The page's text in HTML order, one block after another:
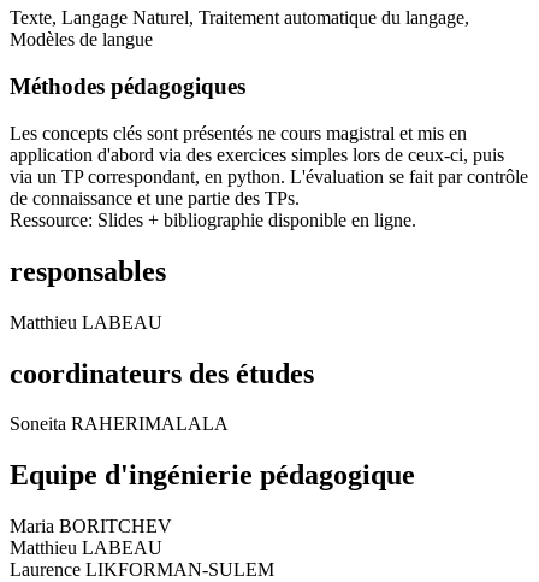
Texte, Langage Naturel, Traitement automatique du langage,
Modèles de langue
Méthodes pédagogiques
Les concepts clés sont présentés ne cours magistral et mis en
application d'abord via des exercices simples lors de ceux-ci, puis
via un TP correspondant, en python. L'évaluation se fait par contrôle
de connaissance et une partie des TPs.
Ressource: Slides + bibliographie disponible en ligne.
responsables
Matthieu LABEAU
coordinateurs des études
Soneita RAHERIMALALA
Equipe d'ingénierie pédagogique
Maria BORITCHEV
Matthieu LABEAU
Laurence LIKFORMAN-SULEM